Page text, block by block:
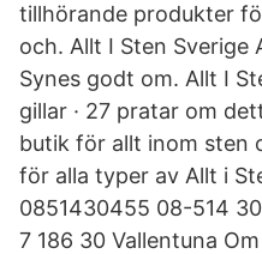
tillhörande produkter
och. Allt I Sten Sverige
Synes godt om. Allt I
gillar · 27 pratar om
butik för allt inom sten
för alla typer av Allt i
0851430455 08-514
7 186 30 Vallentuna